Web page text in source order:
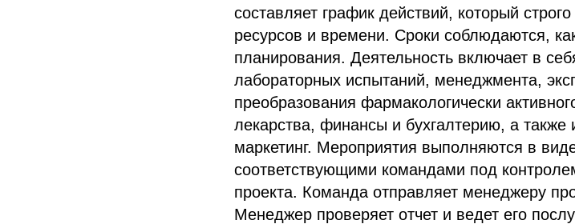
составляет график действий, который
ресурсов и времени. Сроки соблюдаются,
планирования. Деятельность включает в
лабораторных испытаний, менеджмента,
преобразования фармакологически
лекарства, финансы и бухгалтерию, а
маркетинг. Мероприятия выполняются в
соответствующими командами под
проекта. Команда отправляет менеджеру
Менеджер проверяет отчет и ведет его